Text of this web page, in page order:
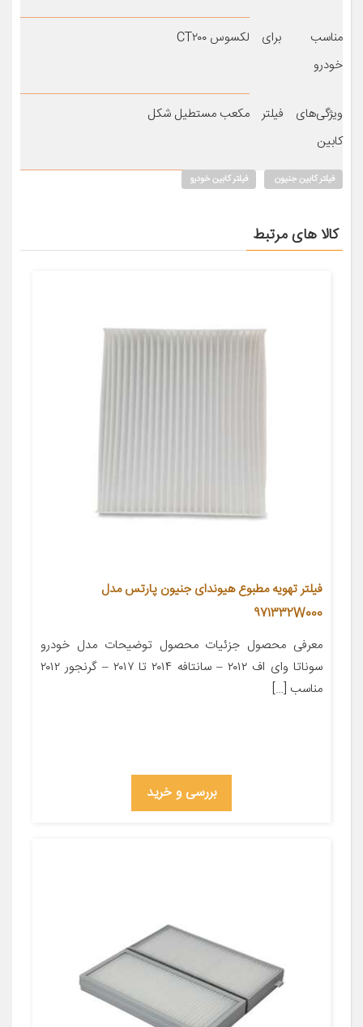
مناسب برای
خودرو
لکسوس CT۲۰۰
ویژگی‌های فیلتر
کابین
مکعب مستطیل شکل
فیلتر کابین جنیون فیلتر کابین خودرو
کالا های مرتبط
فیلتر تهویه مطبوع هیوندای جنیون پارتس مدل
971332W000
معرفی محصول جزئیات محصول توضیحات مدل خودرو
سوناتا وای اف ۲۰۱۲ – سانتافه ۲۰۱۴ تا ۲۰۱۷ – گرنجور ۲۰۱۲
مناسب […]
بررسی و خرید